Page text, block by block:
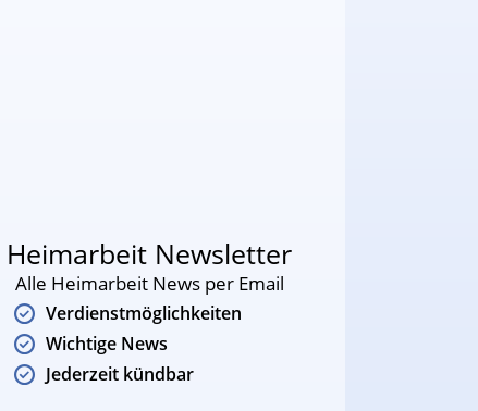
Heimarbeit Newsletter
Alle Heimarbeit News per Email
Verdienstmöglichkeiten
Wichtige News
Jederzeit kündbar